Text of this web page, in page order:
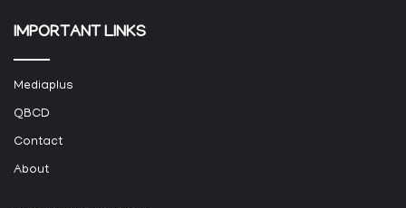
IMPORTANT LINKS
Mediaplus
QBCD
Contact
About